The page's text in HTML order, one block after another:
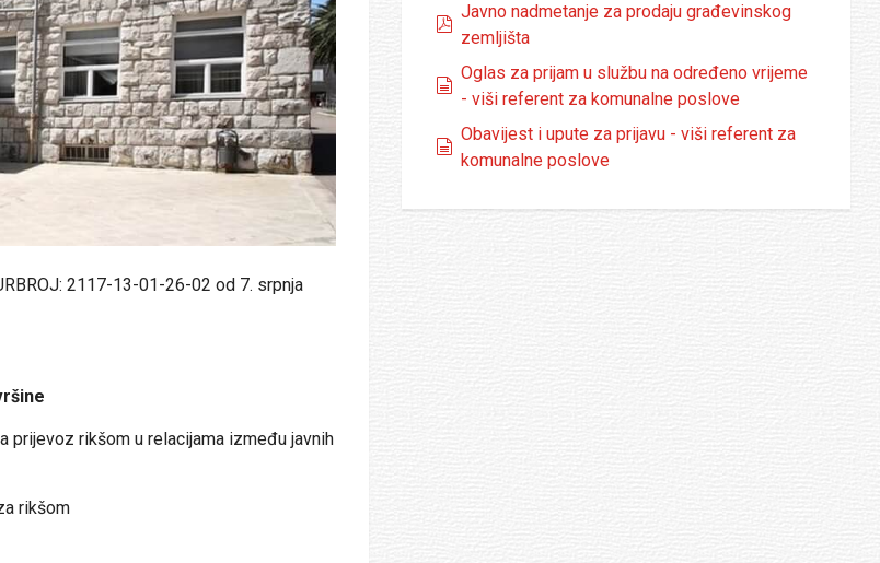
2117-13-01-26-02 od 7. srpnja
rikšom u relacijama između javnih
rikšom
pdf
Javno nadmetanje za prodaju građevinskog
zemljišta
dokumenti
Oglas za prijam u službu na određeno vrijeme
- viši referent za komunalne poslove
dokumenti
Obavijest i upute za prijavu - viši referent za
komunalne poslove